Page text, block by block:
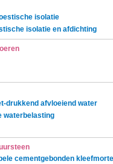
isolatie
isolatie en afdichting
drukkend afvloeiend water
waterbelasting
cementgebonden